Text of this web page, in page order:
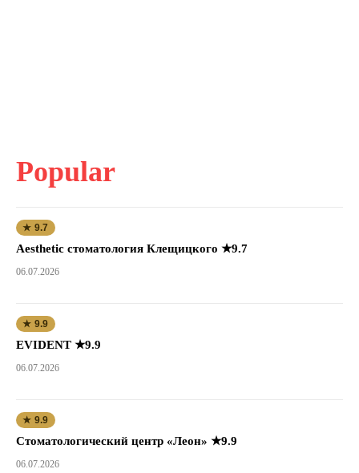
Popular
★ 9.7
Aesthetic стоматология Клещицкого ★9.7
06.07.2026
★ 9.9
EVIDENT ★9.9
06.07.2026
★ 9.9
Стоматологический центр «Леон» ★9.9
06.07.2026